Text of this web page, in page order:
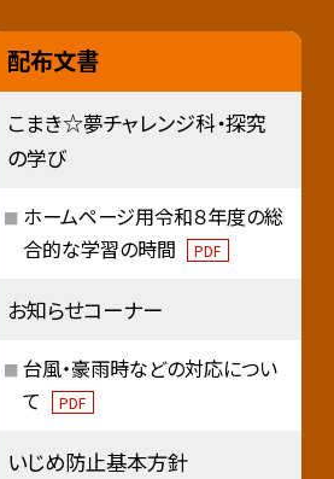
配布文書
こまき☆夢チャレンジ科・探究
の学び
ホームページ用令和８年度の総
合的な学習の時間
PDF
お知らせコーナー
台風・豪雨時などの対応につい
て
PDF
いじめ防止基本方針